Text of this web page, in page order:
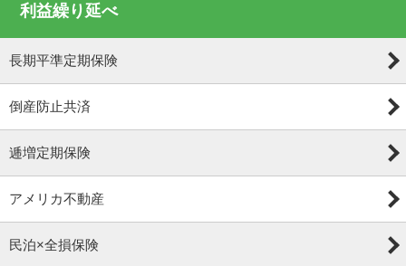
利益繰り延べ
長期平準定期保険
倒産防止共済
逓増定期保険
アメリカ不動産
民泊×全損保険